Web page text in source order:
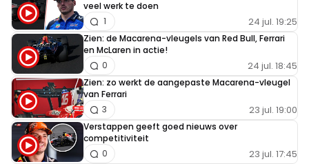
veel werk te doen
24 jul. 19:25
1
Zien: de Macarena-vleugels van Red Bull, Ferrari
en McLaren in actie!
24 jul. 18:45
0
Zien: zo werkt de aangepaste Macarena-vleugel
van Ferrari
23 jul. 19:00
3
Verstappen geeft goed nieuws over
competitiviteit
23 jul. 17:45
0